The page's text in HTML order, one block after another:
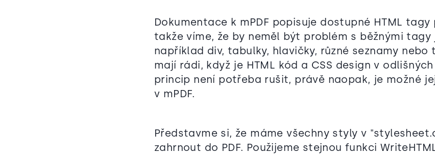
Dokumentace k mPDF popisuje dostupné HTML tagy
takže víme, že by neměl být problém s běžnými tagy
například div, tabulky, hlavičky, různé seznamy
mají rádi, když je HTML kód a CSS design v
princip není potřeba rušit, právě naopak, je možné
v mPDF.
Představme si, že máme všechny styly v
zahrnout do PDF. Použijeme stejnou funkci